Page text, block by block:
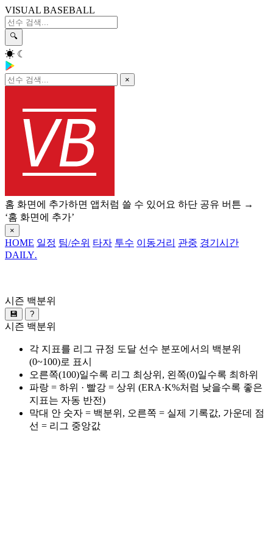
VISUAL BASEBALL
🔍
☀ ☾
×
홈 화면에 추가하면 앱처럼 쓸 수 있어요 하단 공유 버튼 →
‘홈 화면에 추가’
×
HOME 일정 팀/순위 타자 투수 이동거리 관중 경기시간
DAILY.
시즌 백분위
💾 ?
시즌 백분위
각 지표를 리그 규정 도달 선수 분포에서의 백분위
(0~100)로 표시
오른쪽(100)일수록 리그 최상위, 왼쪽(0)일수록 최하위
파랑 = 하위 · 빨강 = 상위 (ERA·K%처럼 낮을수록 좋은
지표는 자동 반전)
막대 안 숫자 = 백분위, 오른쪽 = 실제 기록값, 가운데 점
선 = 리그 중앙값